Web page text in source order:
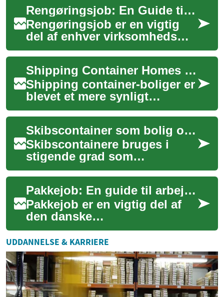
Rengøringsjob: En Guide til Arbejde i Rengøringsbranchen
Rengøringsjob er en vigtig
del af enhver virksomheds
drift og spiller en afgørende
rolle i at opretholde et sundt
og ...
Shipping Container Homes som bolig: muligheder og udfordringer
Shipping container-boliger er
blevet et mere synligt
alternativ til traditionelle
byggeformer, både til
helårsbeboels...
Skibscontainer som bolig og bygning: muligheder og udfordringer
Skibscontainere bruges i
stigende grad som
byggemateriale i både
midlertidige og permanente
konstruktioner. De tilbyd... Pakkejob: En guide til arbejde i den danske produktionsindustri
Pakkejob er en vigtig del af
den danske
produktionsindustri og spiller
en afgørende rolle i at sikre,
at varer når fr...
UDDANNELSE & KARRIERE